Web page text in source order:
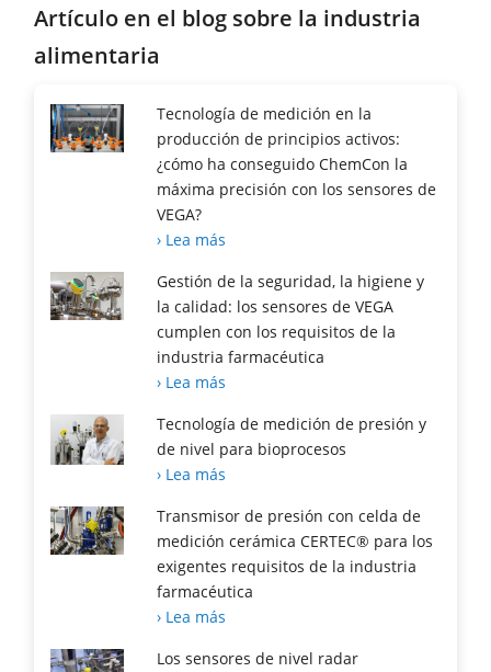
Artículo en el blog sobre la industria
alimentaria
Tecnología de medición en la
producción de principios activos:
¿cómo ha conseguido ChemCon la
máxima precisión con los sensores de
VEGA?
› Lea más
Gestión de la seguridad, la higiene y
la calidad: los sensores de VEGA
cumplen con los requisitos de la
industria farmacéutica
› Lea más
Tecnología de medición de presión y
de nivel para bioprocesos
› Lea más
Transmisor de presión con celda de
medición cerámica CERTEC® para los
exigentes requisitos de la industria
farmacéutica
› Lea más
Los sensores de nivel radar